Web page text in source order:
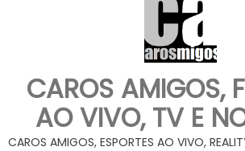
CAROS AMIGOS,
AO VIVO, TV E
CAROS AMIGOS, ESPORTES AO VIVO,